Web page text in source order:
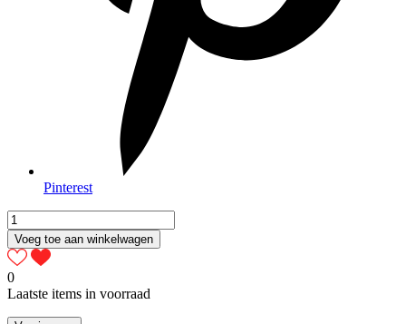
Pinterest
Voeg toe aan winkelwagen
0
Laatste items in voorraad